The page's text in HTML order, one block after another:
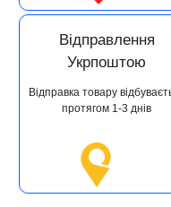
Відправлення
Укрпоштою
Відправка товару
протягом 1-3 днів